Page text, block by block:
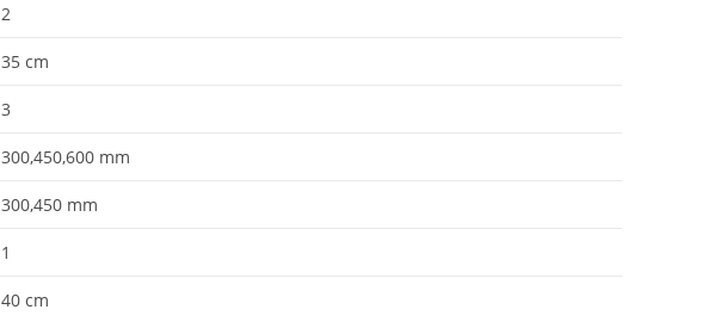
2
35 cm
3
300,450,600 mm
300,450 mm
1
40 cm